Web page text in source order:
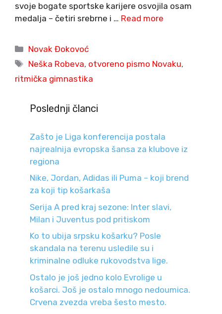
svoje bogate sportske karijere osvojila osam
medalja – četiri srebrne i … Read more
Categories
Novak Đokovoć
Tags
Neška Robeva, otvoreno pismo Novaku,
ritmička gimnastika
Poslednji članci
Zašto je Liga konferencija postala
najrealnija evropska šansa za klubove iz
regiona
Nike, Jordan, Adidas ili Puma – koji brend
za koji tip košarkaša
Serija A pred kraj sezone: Inter slavi,
Milan i Juventus pod pritiskom
Ko to ubija srpsku košarku? Posle
skandala na terenu usledile su i
kriminalne odluke rukovodstva lige.
Ostalo je još jedno kolo Evrolige u
košarci. Još je ostalo mnogo nedoumica.
Crvena zvezda vreba šesto mesto.